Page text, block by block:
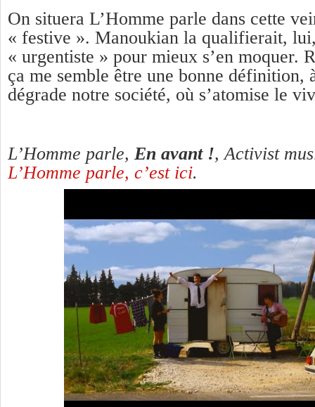
On situera L’Homme parle dans cette
« festive ». Manoukian la qualifierait,
« urgentiste » pour mieux s’en moquer.
ça me semble être une bonne définition,
dégrade notre société, où s’atomise le
L’Homme parle, En avant !, Activist
L’Homme parle, c’est ici.